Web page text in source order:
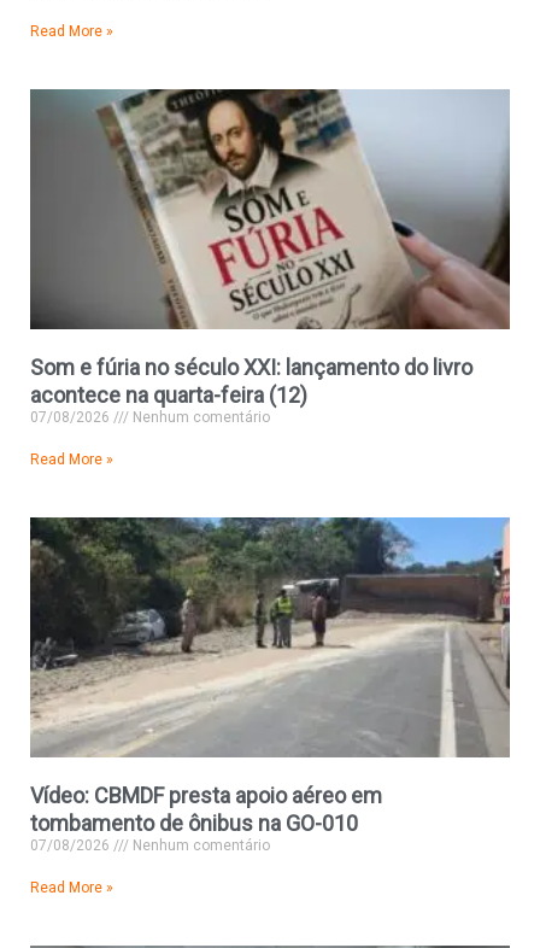
Read More »
Som e fúria no século XXI: lançamento do livro
acontece na quarta-feira (12)
07/08/2026 Nenhum comentário
Read More »
Vídeo: CBMDF presta apoio aéreo em
tombamento de ônibus na GO-010
07/08/2026 Nenhum comentário
Read More »